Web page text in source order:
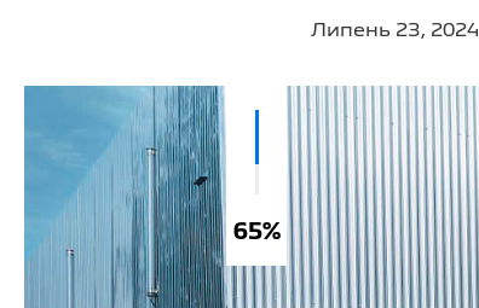
Липень 23, 2024
65%